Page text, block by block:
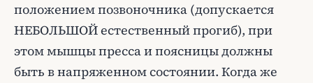
положением позвоночника (допускается
НЕБОЛЬШОЙ естественный прогиб), при
этом мышцы пресса и поясницы должны
быть в напряженном состоянии. Когда же